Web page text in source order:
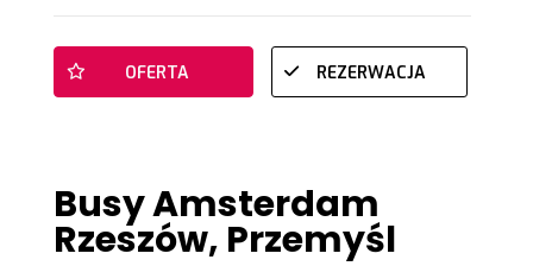
OFERTA REZERWACJA
Busy Amsterdam
Rzeszów, Przemyśl